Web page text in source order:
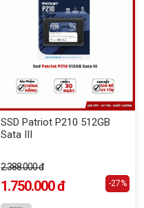
SSD Patriot P210 512GB
Sata III
2.388.000 đ
1.750.000 đ -27%